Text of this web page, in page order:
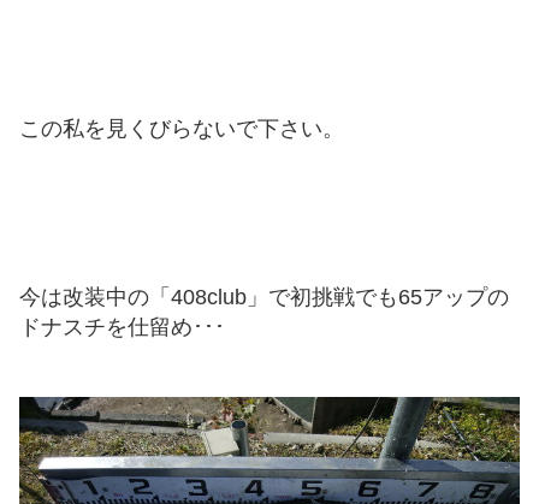
この私を見くびらないで下さい。
今は改装中の「408club」で初挑戦でも65アップの
ドナスチを仕留め･･･